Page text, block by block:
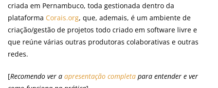
criada em Pernambuco, toda gestionada dentro da
plataforma Corais.org, que, ademais, é um ambiente de
criação/gestão de projetos todo criado em software livre e
que reúne várias outras produtoras colaborativas e outras
redes.
[Recomendo ver a apresentação completa para entender e ver